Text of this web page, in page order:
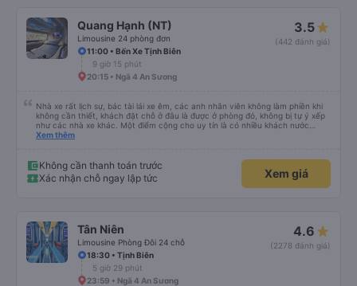
Quang Hạnh (NT)
Limousine 24 phòng đơn
3.5
(442 đánh giá)
11:00 • Bến Xe Tịnh Biên
9 giờ 15 phút
20:15 • Ngã 4 An Sương
Nhà xe rất lịch sự, bác tài lái xe êm, các anh nhân viên không làm phiền khi
không cần thiết, khách đặt chỗ ở đâu là được ở phòng đó, không bị tự ý xếp
như các nhà xe khác. Một điểm cộng cho uy tín là có nhiều khách nước
Xem thêm
Không cần thanh toán trước
Xác nhận chỗ ngay lập tức
Xem giá
Tân Niên
Limousine Phòng Đôi 24 chỗ
4.6
(2278 đánh giá)
18:30 • Tịnh Biên
5 giờ 29 phút
23:59 • Ngã 4 An Sương